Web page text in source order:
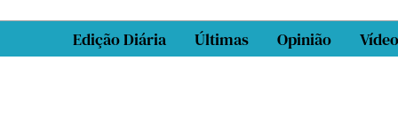
Edição Diária Últimas Opinião